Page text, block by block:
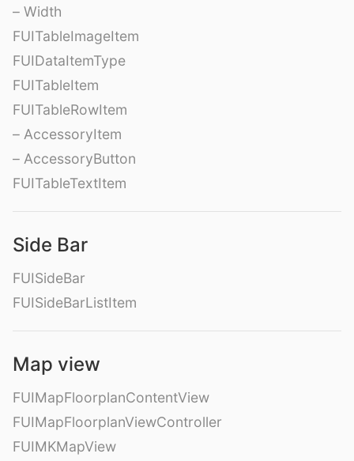
– Width
FUITableImageItem
FUIDataItemType
FUITableItem
FUITableRowItem
– AccessoryItem
– AccessoryButton
FUITableTextItem
Side Bar
FUISideBar
FUISideBarListItem
Map view
FUIMapFloorplanContentView
FUIMapFloorplanViewController
FUIMKMapView